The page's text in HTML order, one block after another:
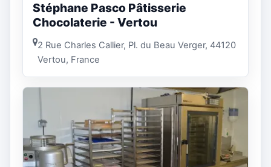
Stéphane Pasco Pâtisserie
Chocolaterie - Vertou
2 Rue Charles Callier, Pl. du Beau Verger, 44120
Vertou, France